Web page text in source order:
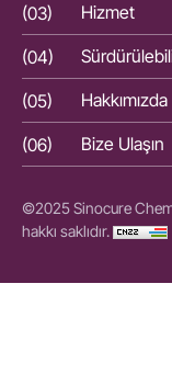
(03)
Hizmet
(04)
(05)
Hakkımızda
(06)
Bize Ulaşın
©2025 Sinocure
hakkı saklıdır.